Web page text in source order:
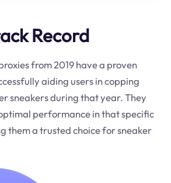
Record
from 2019 have a proven
aiding users in copping
sneakers during that year. They
performance in that specific
them a trusted choice for sneaker